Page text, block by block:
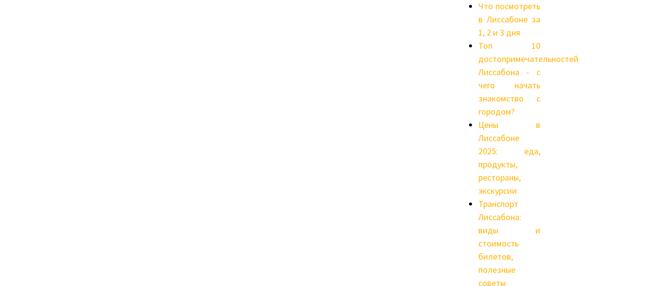
Что посмотреть
в Лиссабоне за
1, 2 и 3 дня
Топ 10
достопримечательностей
Лиссабона - с
чего начать
знакомство с
городом?
Цены в
Лиссабоне
2025: еда,
продукты,
рестораны,
экскурсии
Транспорт
Лиссабона:
виды и
стоимость
билетов,
полезные
советы